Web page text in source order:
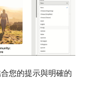
您的提示與明確的